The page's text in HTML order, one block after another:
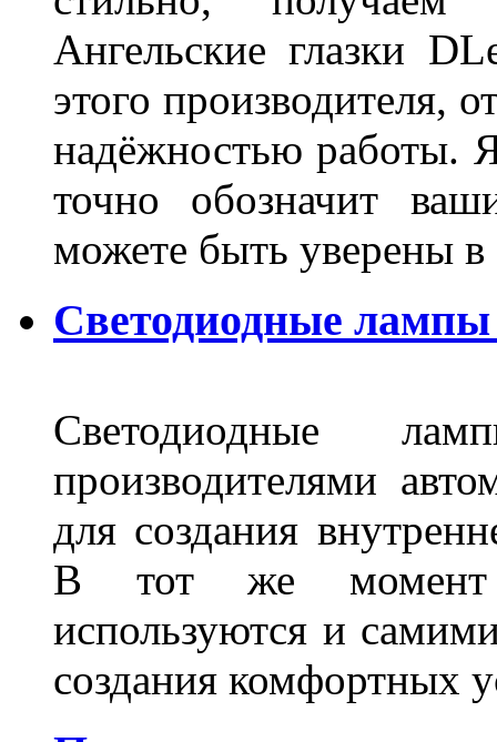
Ангельские глазки
этого производителя,
надёжностью работы.
точно обозначит
можете быть уверены
Светодиодные
Светодиодные
производителями
для создания
В тот же момент
используются и
создания комфортных